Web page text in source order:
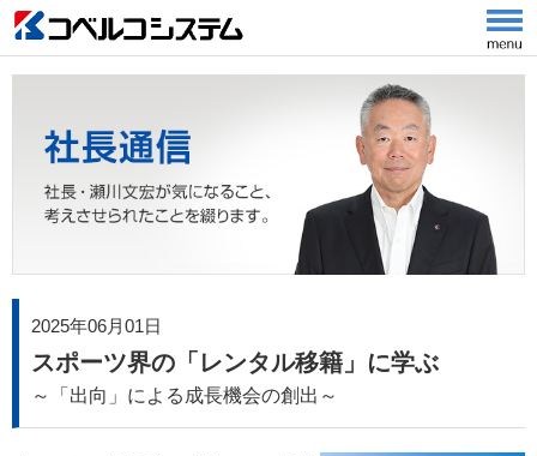
2025年06月01日
スポーツ界の「レンタル移籍」に学ぶ
～「出向」による成長機会の創出～